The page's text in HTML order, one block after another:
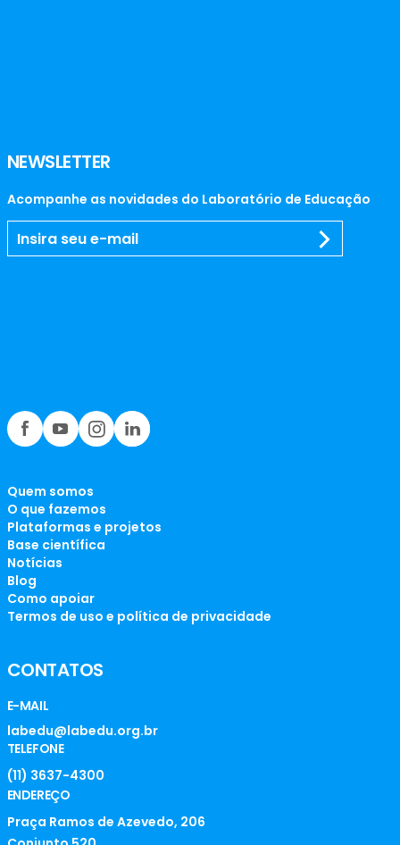
NEWSLETTER
Acompanhe as novidades do Laboratório de Educação
Quem somos
O que fazemos
Plataformas e projetos
Base científica
Notícias
Blog
Como apoiar
Termos de uso e política de privacidade
CONTATOS
E-MAIL
labedu@labedu.org.br
TELEFONE
(11) 3637-4300
ENDEREÇO
Praça Ramos de Azevedo, 206